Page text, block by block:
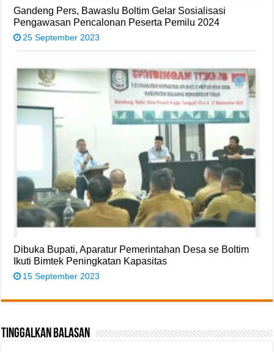
Gandeng Pers, Bawaslu Boltim Gelar Sosialisasi
Pengawasan Pencalonan Peserta Pemilu 2024
25 September 2023
Dibuka Bupati, Aparatur Pemerintahan Desa se Boltim
Ikuti Bimtek Peningkatan Kapasitas
15 September 2023
Tinggalkan Balasan